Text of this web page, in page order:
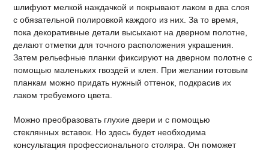
шлифуют мелкой наждачкой и покрывают лаком в два слоя
с обязательной полировкой каждого из них. За то время,
пока декоративные детали высыхают на дверном полотне,
делают отметки для точного расположения украшения.
Затем рельефные планки фиксируют на дверном полотне с
помощью маленьких гвоздей и клея. При желании готовым
планкам можно придать нужный оттенок, подкрасив их
лаком требуемого цвета.
Можно преобразовать глухие двери и с помощью
стеклянных вставок. Но здесь будет необходима
консультация профессионального столяра. Он поможет